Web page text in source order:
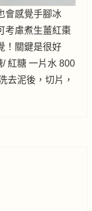
會感覺手腳冰
慮煮生薑紅棗
！關鍵是很好
紅糖 一片水 800
去泥後，切片，